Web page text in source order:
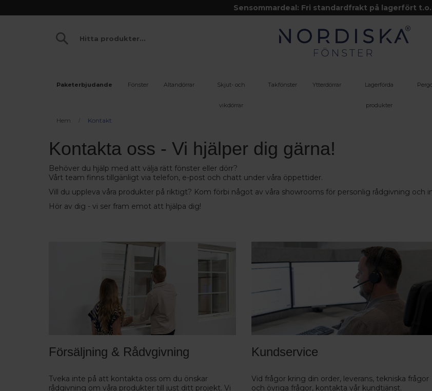
Sensommardeal: Fri standardfrakt på lagerfört
Paketerbjudande Fönster Altandörrar Skjut- och
vikdörrar
Takfönster Ytterdörrar Lagerförda
produkter
Hem Kontakt
Kontakta oss - Vi hjälper dig gärna!
Behöver du hjälp med att välja rätt fönster eller dörr?
Vårt team finns tillgänligt via telefon, e-post och chatt under våra öppettider.
Vill du uppleva våra produkter på riktigt? Kom förbi något av våra showrooms för personlig rådgivning och
Hör av dig - vi ser fram emot att hjälpa dig!
Försäljning & Rådvgivning
Tveka inte på att kontakta oss om du önskar
rådgivning om våra produkter till just ditt projekt. Vi
Kundservice
Vid frågor kring din order, leverans, tekniska frågor
och övriga frågor, kontakta vår kundtjänst.